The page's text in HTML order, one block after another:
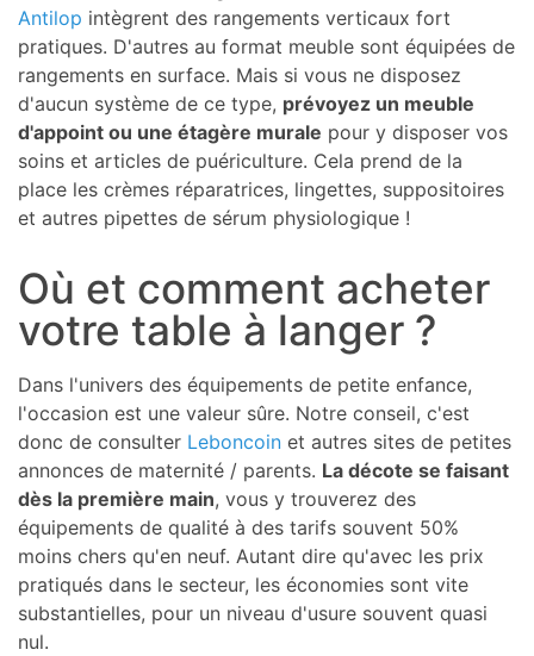
Antilop intègrent des rangements verticaux fort
pratiques. D'autres au format meuble sont équipées de
rangements en surface. Mais si vous ne disposez
d'aucun système de ce type, prévoyez un meuble
d'appoint ou une étagère murale pour y disposer vos
soins et articles de puériculture. Cela prend de la
place les crèmes réparatrices, lingettes, suppositoires
et autres pipettes de sérum physiologique !
Où et comment acheter
votre table à langer ?
Dans l'univers des équipements de petite enfance,
l'occasion est une valeur sûre. Notre conseil, c'est
donc de consulter Leboncoin et autres sites de petites
annonces de maternité / parents. La décote se faisant
dès la première main, vous y trouverez des
équipements de qualité à des tarifs souvent 50%
moins chers qu'en neuf. Autant dire qu'avec les prix
pratiqués dans le secteur, les économies sont vite
substantielles, pour un niveau d'usure souvent quasi
nul.